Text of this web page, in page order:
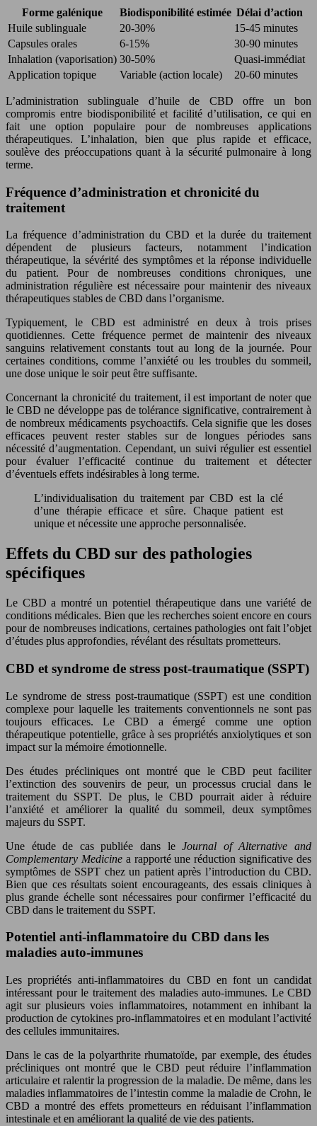
Forme galénique Biodisponibilité estimée Délai d’action
Huile sublinguale
20-30%
15-45 minutes
Capsules orales
6-15%
30-90 minutes
Inhalation (vaporisation) 30-50%
Quasi-immédiat
Application topique
Variable (action locale) 20-60 minutes
L’administration sublinguale d’huile de CBD offre un bon
compromis entre biodisponibilité et facilité d’utilisation, ce qui en
fait une option populaire pour de nombreuses applications
thérapeutiques. L’inhalation, bien que plus rapide et efficace,
soulève des préoccupations quant à la sécurité pulmonaire à long
terme.
Fréquence d’administration et chronicité du
traitement
La fréquence d’administration du CBD et la durée du traitement
dépendent de plusieurs facteurs, notamment l’indication
thérapeutique, la sévérité des symptômes et la réponse individuelle
du patient. Pour de nombreuses conditions chroniques, une
administration régulière est nécessaire pour maintenir des niveaux
thérapeutiques stables de CBD dans l’organisme.
Typiquement, le CBD est administré en deux à trois prises
quotidiennes. Cette fréquence permet de maintenir des niveaux
sanguins relativement constants tout au long de la journée. Pour
certaines conditions, comme l’anxiété ou les troubles du sommeil,
une dose unique le soir peut être suffisante.
Concernant la chronicité du traitement, il est important de noter que
le CBD ne développe pas de tolérance significative, contrairement à
de nombreux médicaments psychoactifs. Cela signifie que les doses
efficaces peuvent rester stables sur de longues périodes sans
nécessité d’augmentation. Cependant, un suivi régulier est essentiel
pour évaluer l’efficacité continue du traitement et détecter
d’éventuels effets indésirables à long terme.
L’individualisation du traitement par CBD est la clé
d’une thérapie efficace et sûre. Chaque patient est
unique et nécessite une approche personnalisée.
Effets du CBD sur des pathologies
spécifiques
Le CBD a montré un potentiel thérapeutique dans une variété de
conditions médicales. Bien que les recherches soient encore en cours
pour de nombreuses indications, certaines pathologies ont fait l’objet
d’études plus approfondies, révélant des résultats prometteurs.
CBD et syndrome de stress post-traumatique (SSPT)
Le syndrome de stress post-traumatique (SSPT) est une condition
complexe pour laquelle les traitements conventionnels ne sont pas
toujours efficaces. Le CBD a émergé comme une option
thérapeutique potentielle, grâce à ses propriétés anxiolytiques et son
impact sur la mémoire émotionnelle.
Des études précliniques ont montré que le CBD peut faciliter
l’extinction des souvenirs de peur, un processus crucial dans le
traitement du SSPT. De plus, le CBD pourrait aider à réduire
l’anxiété et améliorer la qualité du sommeil, deux symptômes
majeurs du SSPT.
Une étude de cas publiée dans leJournal of Alternative and
Complementary Medicine a rapporté une réduction significative des
symptômes de SSPT chez un patient après l’introduction du CBD.
Bien que ces résultats soient encourageants, des essais cliniques à
plus grande échelle sont nécessaires pour confirmer l’efficacité du
CBD dans le traitement du SSPT.
Potentiel anti-inflammatoire du CBD dans les
maladies auto-immunes
Les propriétés anti-inflammatoires du CBD en font un candidat
intéressant pour le traitement des maladies auto-immunes. Le CBD
agit sur plusieurs voies inflammatoires, notamment en inhibant la
production de cytokines pro-inflammatoires et en modulant l’activité
des cellules immunitaires.
Dans le cas de la polyarthrite rhumatoïde, par exemple, des études
précliniques ont montré que le CBD peut réduire l’inflammation
articulaire et ralentir la progression de la maladie. De même, dans les
maladies inflammatoires de l’intestin comme la maladie de Crohn, le
CBD a montré des effets prometteurs en réduisant l’inflammation
intestinale et en améliorant la qualité de vie des patients.